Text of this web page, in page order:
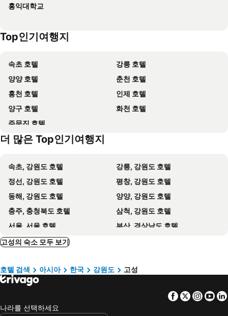
Goseong Osian Spa Pension
Condo Mt.
고성 씨오브하트 펜션
Duplex Pension
I-Park Condo
홍익대학교
Top인기여행지
속초 호텔
강릉 호텔
양양 호텔
춘천 호텔
홍천 호텔
인제 호텔
양구 호텔
화천 호텔
주문진 호텔
더 많은 Top인기여행지
속초, 강원도 호텔
강릉, 강원도 호텔
정선, 강원도 호텔
평창, 강원도 호텔
동해, 강원도 호텔
양양, 강원도 호텔
충주, 충청북도 호텔
삼척, 강원도 호텔
서울, 서울 호텔
부산, 경상남도 호텔
제주시, 제주도 호텔
여수, 전라남도 호텔
고성의 숙소 모두 보기
호텔 검색 아시아 한국 강원도 고성
Facebook
Twitter
나라를 선택하세요